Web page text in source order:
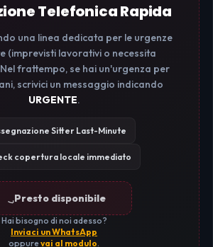
Telefonica Rapida
una linea dedicata per le urgenze
(imprevisti lavorativi o necessita
frattempo, se hai un'urgenza per
scrivici un messaggio indicando
URGENTE.
Sitter Last-Minute
copertura locale immediato
Presto disponibile
Hai bisogno di noi adesso?
Inviaci un WhatsApp
oppurevai al modulo.